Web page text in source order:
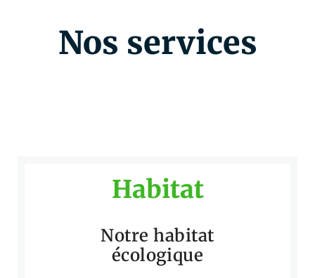
Nos services
Habitat
Notre habitat
écologique